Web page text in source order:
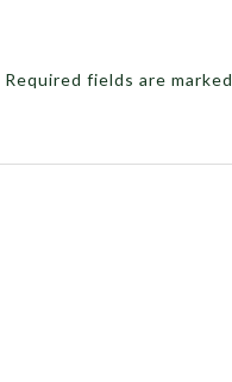
Required fields are marked